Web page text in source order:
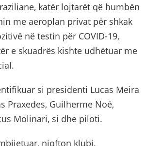
katër lojtarët që humbën
me aeroplan privat për shkak
në testin për COVID-19,
e skuadrës kishte udhëtuar me
si presidenti Lucas Meira
Praxedes, Guilherme Noé,
Molinari, si dhe piloti.
njofton klubi.